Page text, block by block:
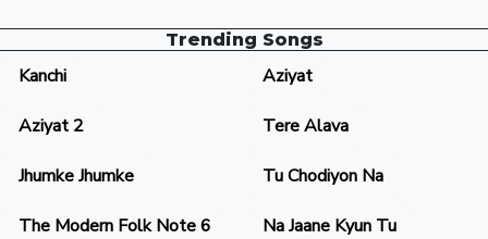
Trending Songs
Kanchi Aziyat
Aziyat 2 Tere Alava
Jhumke Jhumke Tu Chodiyon Na
The Modern Folk Note 6 Na Jaane Kyun Tu